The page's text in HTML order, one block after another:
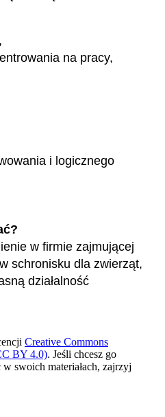
na pracy,
i logicznego
w firmie zajmującej
schronisku dla zwierząt,
działalność
Creative Commons
BY 4.0). Jeśli chcesz go
swoich materiałach, zajrzyj